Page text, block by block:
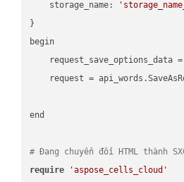
    storage_name:
}
begin
request_save_options_data
request =
end
# Đang chuyển đổi HTML thành
require
'aspose_cells_cloud'